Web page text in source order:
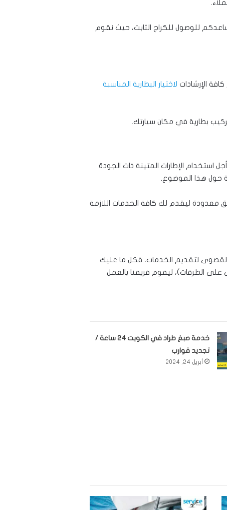
للوصول للكراج الثابت، حيث نقوم
الإرشادات لاختيار البطارية المناسبة
بطارية في مكان سيارتك.
استخدام الإطارات المتينة ذات الجودة
حول هذا الموضوع.
معدودة ليقدم لك كافة الخدمات اللازمة
القصوى لتقديم الخدمات، فكل ما عليك
على الطرقات)، ليقوم فريقنا بالعمل
خدمة صبغ طراد في الكويت 24 ساعة /
تجديد قوارب
أبريل 24, 2024